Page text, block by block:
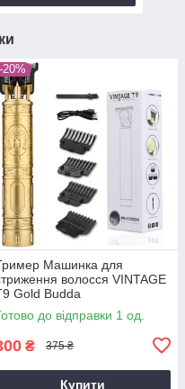
Машинка для
волосся VINTAGE
Gold Budda
до відправки 1 од.
₴ 375 ₴
Купити